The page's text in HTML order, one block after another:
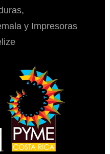
y Impresoras
.